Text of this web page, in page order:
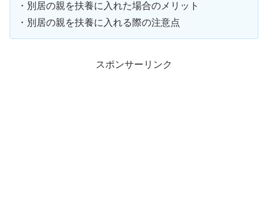
・別居の親を扶養に入れた場合のメリット
・別居の親を扶養に入れる際の注意点
スポンサーリンク